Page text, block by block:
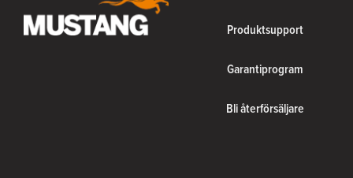
Produktsupport
Garantiprogram
Bli återförsäljare